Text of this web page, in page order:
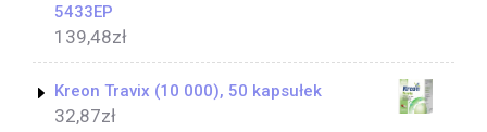
5433EP
139,48zł
Kreon Travix (10 000), 50 kapsułek
32,87zł